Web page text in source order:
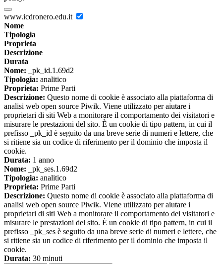
www.icdronero.edu.it
Nome
Tipologia
Proprieta
Descrizione
Durata
Nome: _pk_id.1.69d2
Tipologia: analitico
Proprieta: Prime Parti
Descrizione: Questo nome di cookie è associato alla piattaforma di
analisi web open source Piwik. Viene utilizzato per aiutare i
proprietari di siti Web a monitorare il comportamento dei visitatori e
misurare le prestazioni del sito. È un cookie di tipo pattern, in cui il
prefisso _pk_id è seguito da una breve serie di numeri e lettere, che
si ritiene sia un codice di riferimento per il dominio che imposta il
cookie.
Durata: 1 anno
Nome: _pk_ses.1.69d2
Tipologia: analitico
Proprieta: Prime Parti
Descrizione: Questo nome di cookie è associato alla piattaforma di
analisi web open source Piwik. Viene utilizzato per aiutare i
proprietari di siti Web a monitorare il comportamento dei visitatori e
misurare le prestazioni del sito. È un cookie di tipo pattern, in cui il
prefisso _pk_ses è seguito da una breve serie di numeri e lettere, che
si ritiene sia un codice di riferimento per il dominio che imposta il
cookie.
Durata: 30 minuti